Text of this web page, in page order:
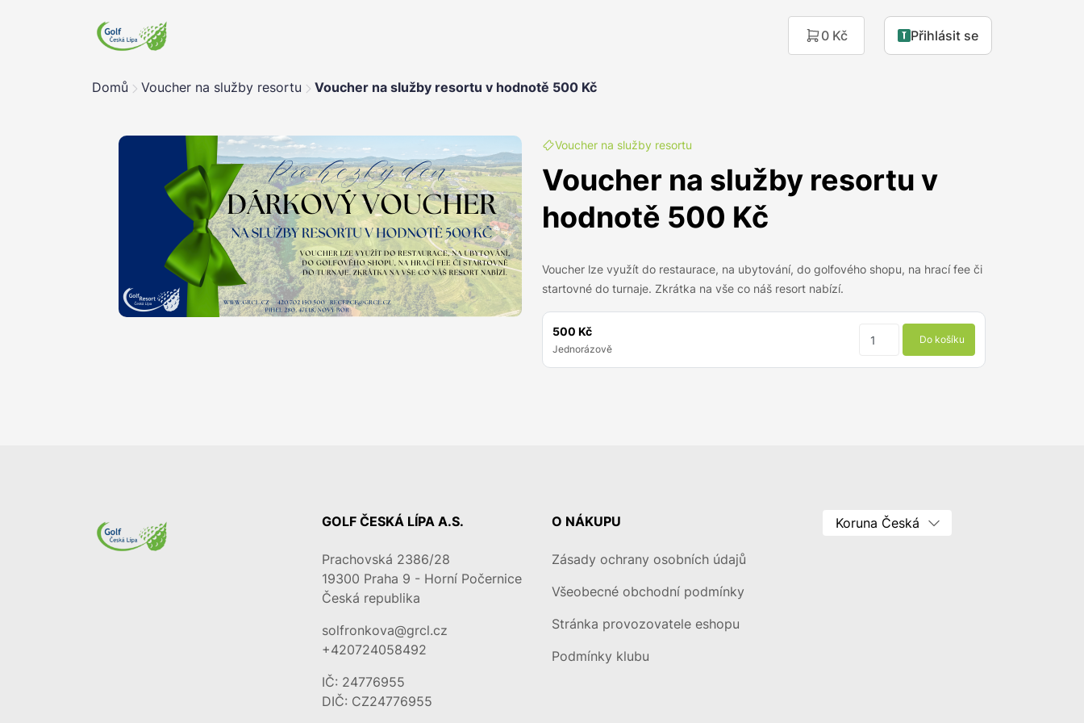
0 Kč Přihlásit se
Domů Voucher na služby resortu Voucher na služby resortu v hodnotě 500 Kč
Voucher na služby resortu
Voucher na služby resortu v
hodnotě 500 Kč
Voucher lze využít do restaurace, na ubytování, do golfového shopu, na hrací fee či
startovné do turnaje. Zkrátka na vše co náš resort nabízí.
500 Kč
Jednorázově
Do košíku
GOLF ČESKÁ LÍPA A.S.
Prachovská 2386/28
19300 Praha 9 - Horní Počernice
Česká republika
solfronkova@grcl.cz
+420724058492
IČ: 24776955
DIČ: CZ24776955
O NÁKUPU
Zásady ochrany osobních údajů
Všeobecné obchodní podmínky
Stránka provozovatele eshopu
Podmínky klubu